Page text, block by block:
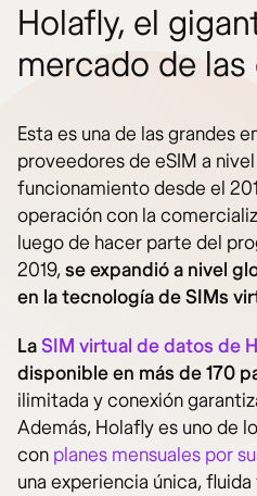
Holafly, el
mercado de las
Esta es una de las grandes
proveedores de eSIM a
funcionamiento desde el
operación con la
luego de hacer parte del
2019,se expandió a nivel
en la tecnología de SIMs
LaSIM virtual de datos de
disponible en más de 170
ilimitada y conexión
Además, Holafly es uno de
con planes mensuales por
una experiencia única,